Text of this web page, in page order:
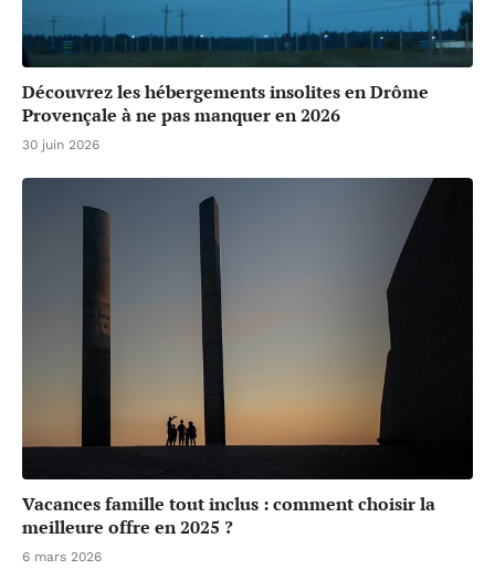
Découvrez les hébergements insolites en Drôme
Provençale à ne pas manquer en 2026
30 juin 2026
Vacances famille tout inclus : comment choisir la
meilleure offre en 2025 ?
6 mars 2026